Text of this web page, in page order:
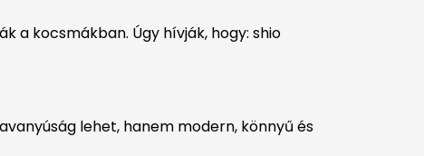
a kocsmákban. Úgy hívják, hogy: shio
lehet, hanem modern, könnyű és